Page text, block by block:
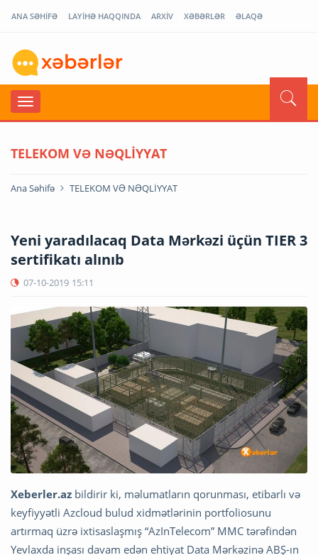
ANA SƏHİFƏ LAYİHƏ HAQQINDA ARXİV XƏBƏRLƏR ƏLAQƏ
TELEKOM VƏ NƏQLİYYAT
Ana Səhifə TELEKOM VƏ NƏQLİYYAT
Yeni yaradılacaq Data Mərkəzi üçün TIER 3
sertifikatı alınıb
07-10-2019 15:11
Xeberler.az bildirir ki, məlumatların qorunması, etibarlı və
keyfiyyətli Azcloud bulud xidmətlərinin portfoliosunu
artırmaq üzrə ixtisaslaşmış “AzInTelecom” MMC tərəfindən
Yevlaxda inşası davam edən ehtiyat Data Mərkəzinə ABŞ-ın